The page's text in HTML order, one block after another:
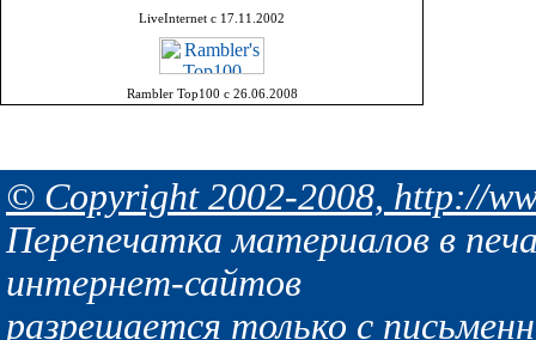
LiveInternet с 17.11.2002
Rambler Top100 с 26.06.2008
© Copyright 2002-2008, http://
Перепечатка материалов в
интернет-сайтов
разрешается только с